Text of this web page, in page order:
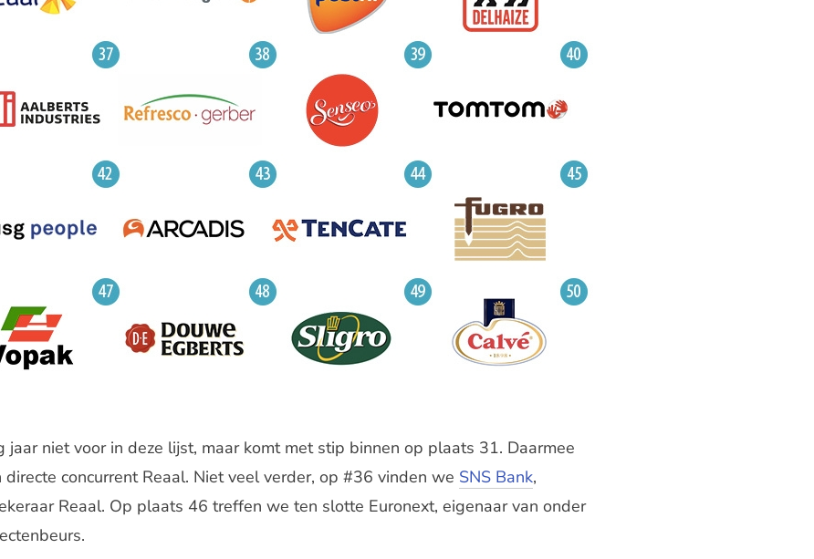
jaar niet voor in deze lijst, maar komt met stip binnen op plaats 31. Daarmee
concurrent Reaal. Niet veel verder, op #36 vinden we SNS Bank,
Reaal. Op plaats 46 treffen we ten slotte Euronext, eigenaar van onder